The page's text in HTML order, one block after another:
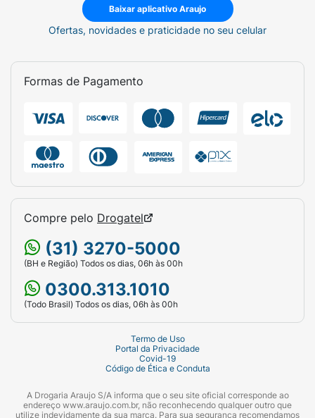
Baixar aplicativo Araujo
Ofertas, novidades e praticidade no seu celular
Formas de Pagamento
Compre pelo Drogatel
(31) 3270-5000
(BH e Região) Todos os dias, 06h às 00h
0300.313.1010
(Todo Brasil) Todos os dias, 06h às 00h
Termo de Uso
Portal da Privacidade
Covid-19
Código de Ética e Conduta
A Drogaria Araujo S/A informa que o seu site oficial corresponde ao
endereço www.araujo.com.br, não reconhecendo qualquer outro que
utilize indevidamente da sua marca. Para sua segurança recomendamos